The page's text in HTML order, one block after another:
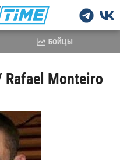
Monteiro
БОЙЦЫ